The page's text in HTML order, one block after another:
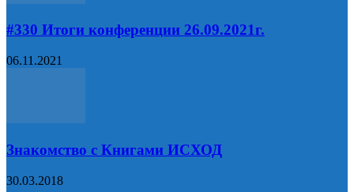
#330 Итоги конференции 26.09.2021г.
06.11.2021
Знакомство с Книгами ИСХОД
30.03.2018